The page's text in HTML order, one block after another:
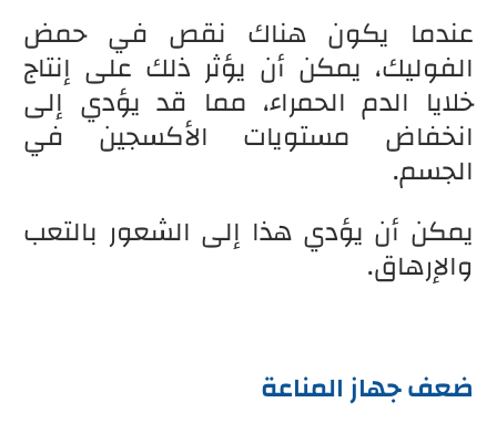
عندما يكون هناك نقص في حمض
الفوليك، يمكن أن يؤثر ذلك على إنتاج
خلايا الدم الحمراء، مما قد يؤدي إلى
انخفاض مستويات الأكسجين في
الجسم.
يمكن أن يؤدي هذا إلى الشعور بالتعب
والإرهاق.
ضعف جهاز المناعة